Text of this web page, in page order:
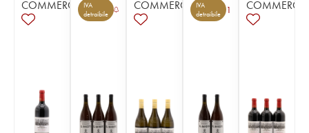
COMMERCE IVA
detraibile
COMMERCE IVA
detraibile
1 COMMERCE